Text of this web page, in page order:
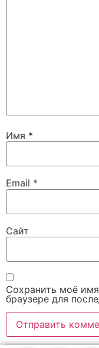
Имя *
Email *
Сайт
Сохранить моё
браузере для